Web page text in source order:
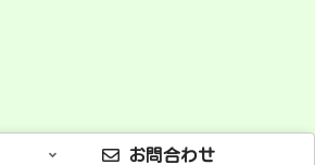
お問合わせ